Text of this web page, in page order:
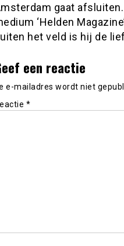
gaat
‘Helden
het veld is hij de
een reactie
e-mailadres wordt niet
*